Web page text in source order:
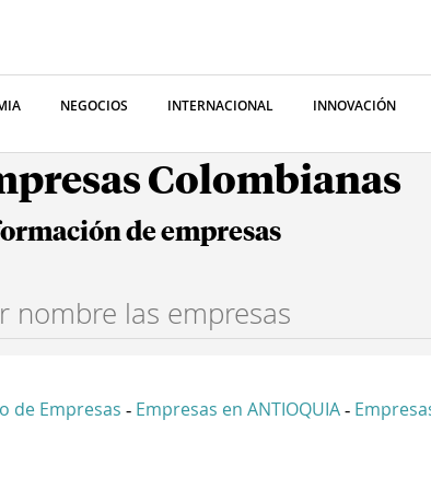
NEGOCIOS INTERNACIONAL INNOVACIÓN
Colombianas
de empresas
de Empresas - Empresas en ANTIOQUIA -